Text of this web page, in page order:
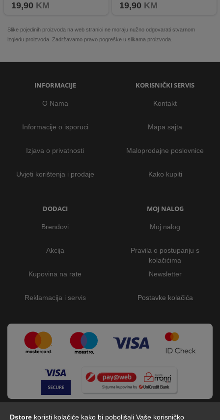
Dstore koristi kolačiće kako bi poboljšali Vaše korisničko
19,90 KM 19,90 KM
Slike pojedinih proizvoda na web stranici ne moraju nužno odgovarati stvarnom
izgledu proizvoda. Zadržavamo pravo pogreške u slikama proizvoda.
INFORMACIJE
O Nama
Informacije o isporuci
Izjava o privatnosti
Uvjeti korištenja i prodaje
KORISNIČKI SERVIS
Kontakt
Mapa sajta
Maloprodajne poslovnice
Kako kupiti
DODACI
Brendovi
Akcija
Kupovina na rate
Reklamacija i servis
MOJ NALOG
Moj nalog
Pravila o postupanju s
kolačićima
Newsletter
Postavke kolačića